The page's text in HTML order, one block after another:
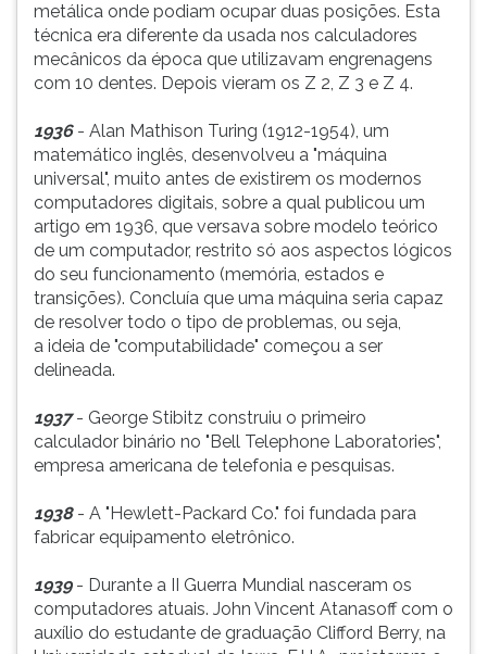
metálica onde podiam ocupar duas posições. Esta
técnica era diferente da usada nos calculadores
mecânicos da época que utilizavam engrenagens
com 10 dentes. Depois vieram os Z 2, Z 3 e Z 4.
1936- Alan Mathison Turing (1912-1954), um
matemático inglês, desenvolveu a "máquina
universal", muito antes de existirem os modernos
computadores digitais, sobre a qual publicou um
artigo em 1936, que versava sobre modelo teórico
de um computador, restrito só aos aspectos lógicos
do seu funcionamento (memória, estados e
transições). Concluía que uma máquina seria capaz
de resolver todo o tipo de problemas, ou seja,
a ideia de "computabilidade" começou a ser
delineada.
1937- George Stibitz construiu o primeiro
calculador binário no "Bell Telephone Laboratories",
empresa americana de telefonia e pesquisas.
1938- A "Hewlett-Packard Co." foi fundada para
fabricar equipamento eletrônico.
1939- Durante a II Guerra Mundial nasceram os
computadores atuais. John Vincent Atanasoff com o
auxílio do estudante de graduação Clifford Berry, na